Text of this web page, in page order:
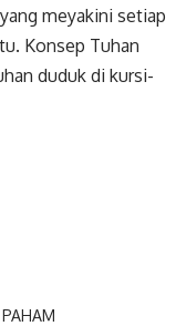
meyakini setiap
Konsep Tuhan
duduk di kursi-